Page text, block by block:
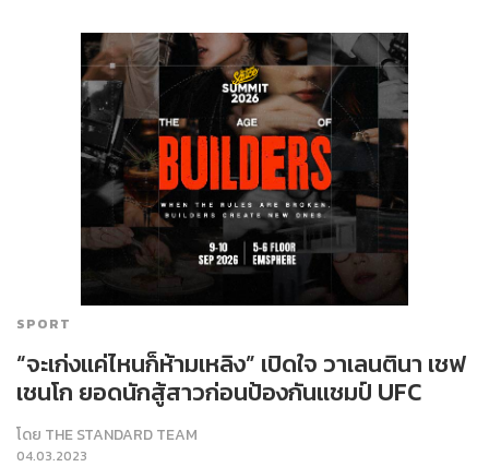
SPORT
“จะเก่งแค่ไหนก็ห้ามเหลิง” เปิดใจ วาเลนตินา เชฟ
เชนโก ยอดนักสู้สาวก่อนป้องกันแชมป์ UFC
โดย THE STANDARD TEAM
04.03.2023